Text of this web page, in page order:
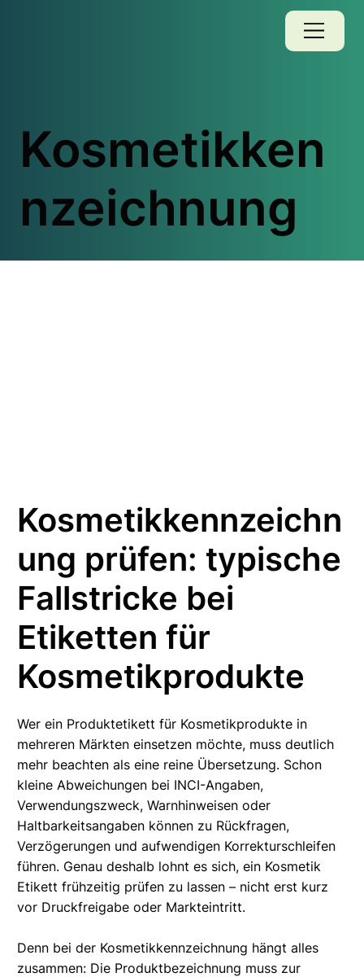
Kosmetikken
nzeichnung
Kosmetikkennzeichn
ung prüfen: typische
Fallstricke bei
Etiketten für
Kosmetikprodukte
Wer ein Produktetikett für Kosmetikprodukte in
mehreren Märkten einsetzen möchte, muss deutlich
mehr beachten als eine reine Übersetzung. Schon
kleine Abweichungen bei INCI-Angaben,
Verwendungszweck, Warnhinweisen oder
Haltbarkeitsangaben können zu Rückfragen,
Verzögerungen und aufwendigen Korrekturschleifen
führen. Genau deshalb lohnt es sich, ein Kosmetik
Etikett frühzeitig prüfen zu lassen – nicht erst kurz
vor Druckfreigabe oder Markteintritt.
Denn bei der Kosmetikkennzeichnung hängt alles
zusammen: Die Produktbezeichnung muss zur